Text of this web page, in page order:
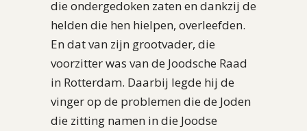
die ondergedoken zaten en dankzij de
helden die hen hielpen, overleefden.
En dat van zijn grootvader, die
voorzitter was van de Joodsche Raad
in Rotterdam. Daarbij legde hij de
vinger op de problemen die de Joden
die zitting namen in die Joodse